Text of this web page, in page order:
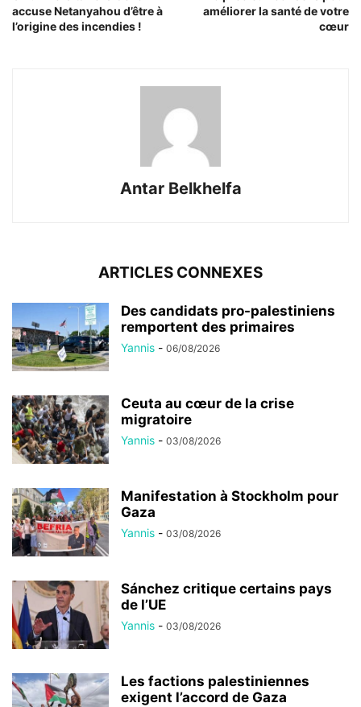
accuse Netanyahou d’être à
l’origine des incendies !
améliorer la santé de votre
cœur
Antar Belkhelfa
ARTICLES CONNEXES
Des candidats pro-palestiniens
remportent des primaires
Yannis - 06/08/2026
Ceuta au cœur de la crise
migratoire
Yannis - 03/08/2026
Manifestation à Stockholm pour
Gaza
Yannis - 03/08/2026
Sánchez critique certains pays
de l’UE
Yannis - 03/08/2026
Les factions palestiniennes
exigent l’accord de Gaza